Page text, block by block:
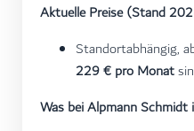
Aktuelle Preise (Stand
Standortabhängig,
229 € pro Monat
Was bei Alpmann Schmidt